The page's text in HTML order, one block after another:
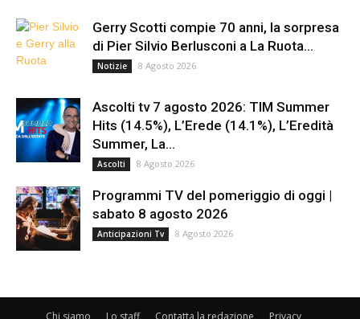
Gerry Scotti compie 70 anni, la sorpresa
di Pier Silvio Berlusconi a La Ruota...
Notizie 8 Agosto 2026
Ascolti tv 7 agosto 2026: TIM Summer
Hits (14.5%), L’Erede (14.1%), L’Eredità
Summer, La...
Ascolti 8 Agosto 2026
Programmi TV del pomeriggio di oggi |
sabato 8 agosto 2026
Anticipazioni Tv 8 Agosto 2026
Chi siamo Lo staff Contatta la redazione Privacy